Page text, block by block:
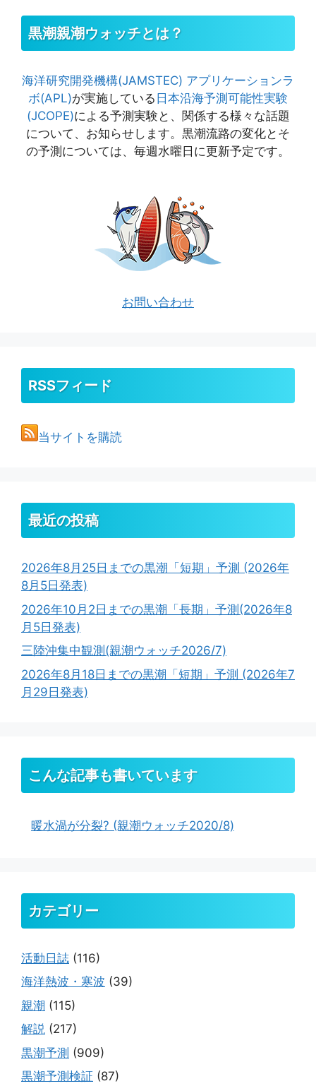
黒潮親潮ウォッチとは？
海洋研究開発機構(JAMSTEC) アプリケーションラ
ボ(APL)が実施している 日本沿海予測可能性実験
(JCOPE)による予測実験と、関係する様々な話題
について、お知らせします。黒潮流路の変化とそ
の予測については、毎週水曜日に更新予定です。
お問い合わせ
RSSフィード
当サイトを購読
最近の投稿
2026年8月25日までの黒潮「短期」予測 (2026年
8月5日発表)
2026年10月2日までの黒潮「長期」予測(2026年8
月5日発表)
三陸沖集中観測(親潮ウォッチ2026/7)
2026年8月18日までの黒潮「短期」予測 (2026年7
月29日発表)
こんな記事も書いています
暖水渦が分裂? (親潮ウォッチ2020/8)
カテゴリー
活動日誌 (116)
海洋熱波・寒波 (39)
親潮 (115)
解説 (217)
黒潮予測 (909)
黒潮予測検証 (87)